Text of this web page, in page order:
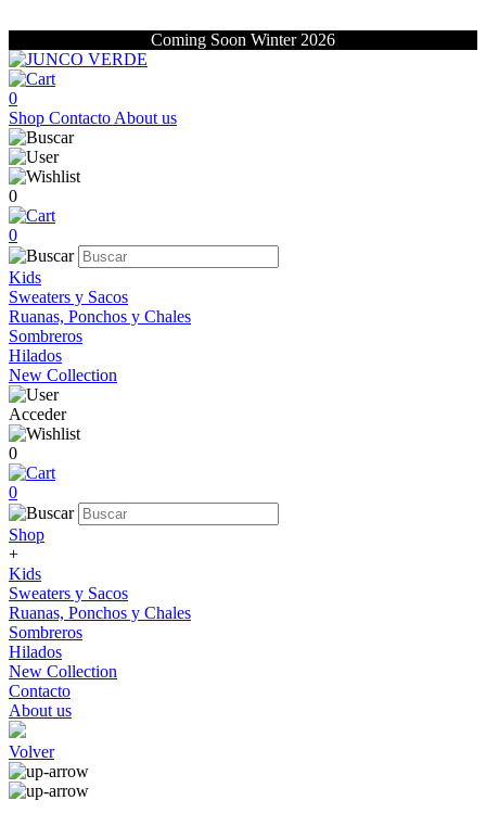
Coming Soon Winter 2026
0
Shop Contacto About us
0
0
Kids
Sweaters y Sacos
Ruanas, Ponchos y Chales
Sombreros
Hilados
New Collection
Acceder
0
0
Shop
+
Kids
Sweaters y Sacos
Ruanas, Ponchos y Chales
Sombreros
Hilados
New Collection
Contacto
About us
Volver